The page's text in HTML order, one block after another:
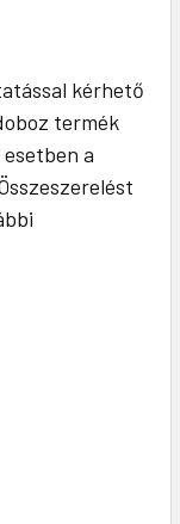
kérhető
termék
a